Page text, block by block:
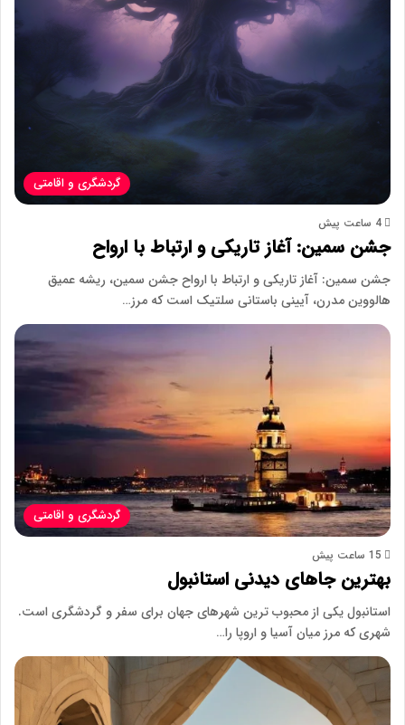
گردشگری و اقامتی
4 ساعت پیش
جشن سمین: آغاز تاریکی و ارتباط با ارواح
جشن سمین: آغاز تاریکی و ارتباط با ارواح جشن سمین، ریشه عمیق
هالووین مدرن، آیینی باستانی سلتیک است که مرز…
گردشگری و اقامتی
15 ساعت پیش
بهترین جاهای دیدنی استانبول
استانبول یکی از محبوب ترین شهرهای جهان برای سفر و گردشگری است.
شهری که مرز میان آسیا و اروپا را…